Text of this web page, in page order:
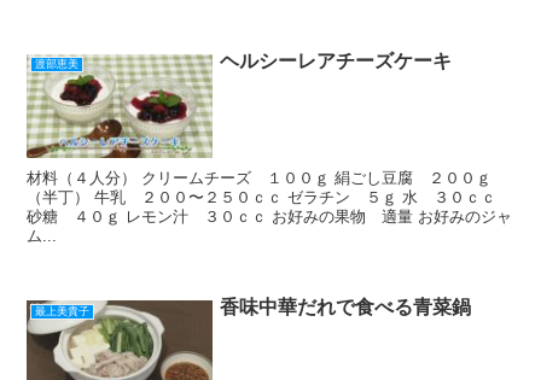
渡部恵美 ヘルシーレアチーズケーキ
材料（４人分） クリームチーズ １００ｇ 絹ごし豆腐 ２００ｇ
（半丁） 牛乳 ２００〜２５０ｃｃ ゼラチン ５ｇ 水 ３０ｃｃ
砂糖 ４０ｇ レモン汁 ３０ｃｃ お好みの果物 適量 お好みのジャ
ム...
最上美貴子 香味中華だれで食べる青菜鍋